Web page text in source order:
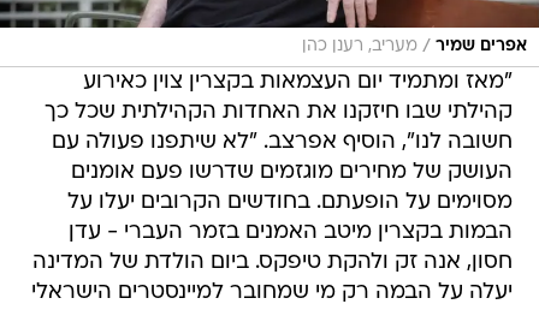
אפרים שמיר / מעריב, רענן כהן
"מאז ומתמיד יום העצמאות בקצרין צוין כאירוע
קהילתי שבו חיזקנו את האחדות הקהילתית שכל כך
חשובה לנו", הוסיף אפרצב. "לא שיתפנו פעולה עם
העושק של מחירים מוגזמים שדרשו פעם אומנים
מסוימים על הופעתם. בחודשים הקרובים יעלו על
הבמות בקצרין מיטב האמנים בזמר העברי - עדן
חסון, אנה זק ולהקת טיפקס. ביום הולדת של המדינה
יעלה על הבמה רק מי שמחובר למיינסטרים הישראלי